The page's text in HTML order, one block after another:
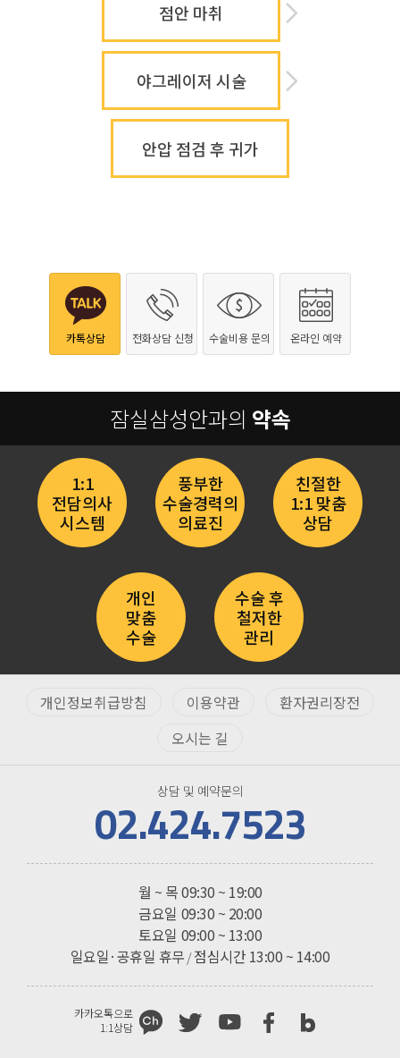
점안 마취
야그레이저 시술
안압 점검 후 귀가
카톡상담 전화상담 신청 수술비용 문의 온라인 예약
잠실삼성안과의 약속
1:1
전담의사
시스템
풍부한
수술경력의
의료진
친절한
1:1 맞춤
상담
개인
맞춤
수술
수술 후
철저한
관리
개인정보취급방침 이용약관
환자권리장전
오시는 길
상담 및 예약문의
02.424.7523
진료시간
월 ~ 목09:30 ~ 19:00
금요일 09:30 ~ 20:00
토요일 09:00 ~ 13:00
일요일·공휴일 휴무 /점심시간 13:00 ~ 14:00
카카오톡으로
1:1상담